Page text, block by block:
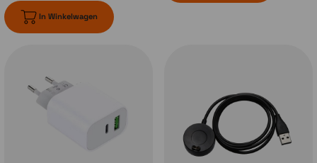
Een volledig geïntegreerde zaklamp met
variabele lichtintensiteit en een rood
veiligheidslicht zorgt voor een beter zicht in
het donker en biedt handige verlichting
wanneer je het nodig hebt. De
stroboscoopmodus kan zelfs worden
In Winkelwagen